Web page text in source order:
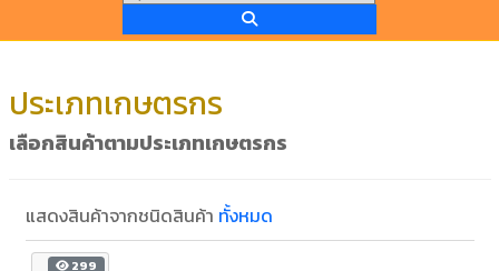
ประเภทเกษตรกร
เลือกสินค้าตามประเภทเกษตรกร
แสดงสินค้าจากชนิดสินค้า ทั้งหมด
299